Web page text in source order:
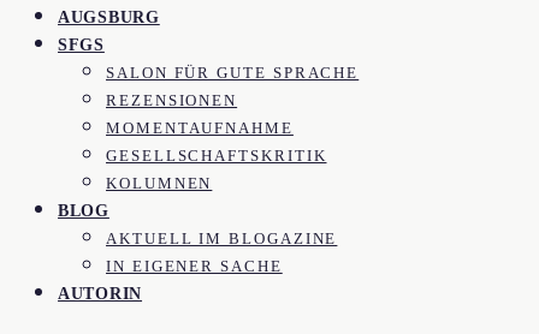
AUGSBURG
SFGS
SALON FÜR GUTE SPRACHE
REZENSIONEN
MOMENTAUFNAHME
GESELLSCHAFTSKRITIK
KOLUMNEN
BLOG
AKTUELL IM BLOGAZINE
IN EIGENER SACHE
AUTORIN